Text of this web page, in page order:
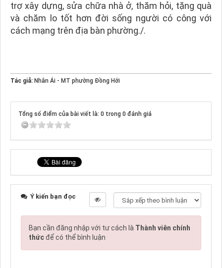
trợ xây dựng, sửa chữa nhà ở, thăm hỏi, tặng quà
và chăm lo tốt hơn đời sống người có công với
cách mạng trên địa bàn phường./.
Tác giả: Nhân Ái - MT phường Đồng Hới
Tổng số điểm của bài viết là: 0 trong 0 đánh giá
Ý kiến bạn đọc
Bạn cần đăng nhập với tư cách là Thành viên chính
thứcđể có thể bình luận